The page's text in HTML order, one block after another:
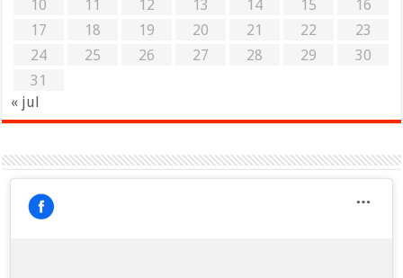
10
11 12 13 14 15
16
17
18 19 20 21 22
23
24
25 26 27 28 29
30
31
« jul